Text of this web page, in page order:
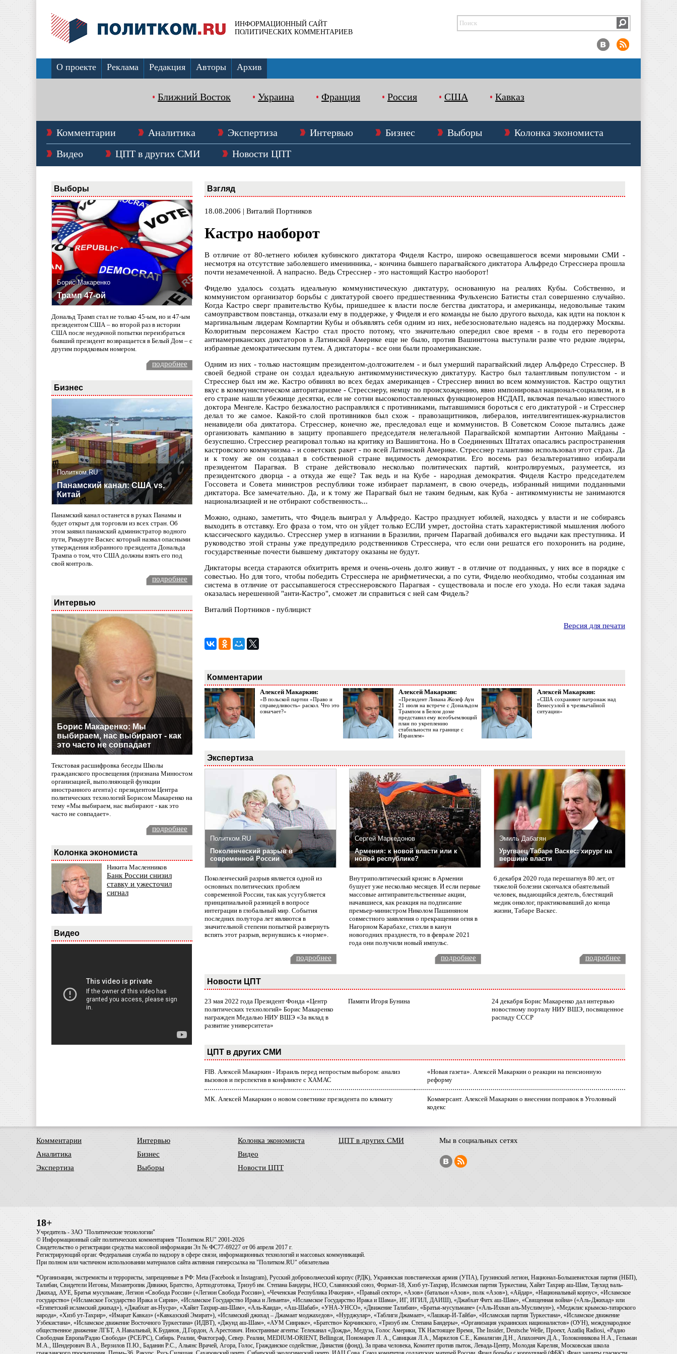
ИНФОРМАЦИОННЫЙ САЙТ
ПОЛИТИЧЕСКИХ КОММЕНТАРИЕВ
О проекте Реклама Редакция Авторы Архив
Ближний Восток Украина Франция Россия США Кавказ
Комментарии Аналитика Экспертиза Интервью Бизнес Выборы
Колонка экономиста
Видео
ЦПТ в других СМИ Новости ЦПТ
Выборы
Борис Макаренко
Трамп 47-ой
Дональд Трамп стал не только 45-ым, но и 47-ым
президентом США – во второй раз в истории
США после неудачной попытки переизбраться
бывший президент возвращается в Белый Дом – с
другим порядковым номером.
подробнее
Бизнес
Политком.RU
Панамский канал: США vs.
Китай
Панамский канал останется в руках Панамы и
будет открыт для торговли из всех стран. Об
этом заявил панамский администратор водного
пути, Рикаурте Васкес который назвал опасными
утверждения избранного президента Дональда
Трампа о том, что США должны взять его под
свой контроль.
подробнее
Интервью
Борис Макаренко: Мы
выбираем, нас выбирают - как
это часто не совпадает
Текстовая расшифровка беседы Школы
гражданского просвещения (признана Минюстом
организацией, выполняющей функции
иностранного агента) с президентом Центра
политических технологий Борисом Макаренко на
тему «Мы выбираем, нас выбирают - как это
часто не совпадает».
подробнее
Колонка экономиста
Никита Масленников
Банк России снизил
ставку и ужесточил
сигнал
Видео
Взгляд
18.08.2006 | Виталий Портников
Кастро наоборот
В отличие от 80-летнего юбилея кубинского диктатора Фиделя Кастро, широко освещавшегося всеми мировыми СМИ -
несмотря на отсутствие заболевшего именинника, - кончина бывшего парагвайского диктатора Альфредо Стресснера прошла
почти незамеченной. А напрасно. Ведь Стресснер - это настоящий Кастро наоборот!
Фиделю удалось создать идеальную коммунистическую диктатуру, основанную на реалиях Кубы. Собственно, и
коммунистом организатор борьбы с диктатурой своего предшественника Фульхенсио Батисты стал совершенно случайно.
Когда Кастро сверг правительство Кубы, пришедшее к власти после бегства диктатора, и американцы, недовольные таким
самоуправством повстанца, отказали ему в поддержке, у Фиделя и его команды не было другого выхода, как идти на поклон к
маргинальным лидерам Компартии Кубы и объявлять себя одним из них, небезосновательно надеясь на поддержку Москвы.
Колоритным персонажем Кастро стал просто потому, что значительно опередил свое время - в годы его переворота
антиамериканских диктаторов в Латинской Америке еще не было, против Вашингтона выступали разве что редкие лидеры,
избранные демократическим путем. А диктаторы - все они были проамериканские.
Одним из них - только настоящим президентом-долгожителем - и был умерший парагвайский лидер Альфредо Стресснер. В
своей бедной стране он создал идеальную антикоммунистическую диктатуру. Кастро был талантливым популистом - и
Стресснер был им жe. Кастро обвинял во всех бедах американцев - Стресснер винил во всем коммунистов. Кастро ощутил
вкус в коммунистическом авторитаризме - Стресснеру, немцу по происхождению, явно импонировал национал-социализм, и в
его стране нашли убежище десятки, если не сотни высокопоставленных функционеров НСДАП, включая печально известного
доктора Менгеле. Кастро безжалостно расправлялся с противниками, пытавшимися бороться с его диктатурой - и Стресснер
делал то же самое. Какой-то слой противников был схож - правозащитников, либералов, интеллигентишек-журналистов
ненавидели оба диктатора. Стресснер, конечно же, преследовал еще и коммунистов. В Советском Союзе пытались даже
организовать кампанию в защиту пропавшего председателя нелегальной Парагвайской компартии Антонио Майданы -
безуспешно. Стресснер реагировал только на критику из Вашингтона. Но в Соединенных Штатах опасались распространения
кастровского коммунизма - и советских ракет - по всей Латинской Америке. Стресснер талантливо использовал этот страх. Да
и к тому же он создавал в собственной стране видимость демократии. Его восемь раз безальтернативно избирали
президентом Парагвая. В стране действовало несколько политических партий, контролируемых, разумеется, из
президентского дворца - а откуда же еще? Так ведь и на Кубе - народная демократия. Фиделя Кастро председателем
Госсовета и Совета министров республики тоже избирает парламент, в свою очередь, избранный нищими подданными
диктатора. Все замечательно. Да, и к тому же Парагвай был не таким бедным, как Куба - антикоммунисты не занимаются
национализацией и не отбирают собственность...
Можно, однако, заметить, что Фидель выиграл у Альфредо. Кастро празднует юбилей, находясь у власти и не собираясь
выходить в отставку. Его фраза о том, что он уйдет только ЕСЛИ умрет, достойна стать характеристикой мышления любого
классического каудильо. Стресснер умер в изгнании в Бразилии, причем Парагвай добивался его выдачи как преступника. И
руководство этой страны уже предупредило родственников Стресснера, что если они решатся его похоронить на родине,
государственные почести бывшему диктатору оказаны не будут.
Диктаторы всегда стараются обхитрить время и очень-очень долго живут - в отличие от подданных, у них все в порядке с
совестью. Но для того, чтобы победить Стресснера не арифметически, а по сути, Фиделю необходимо, чтобы созданная им
система в отличие от рассыпавшегося стресснеровского Парагвая - существовала и после его ухода. Но если такая задача
оказалась нерешенной "анти-Кастро", сможет ли справиться с ней сам Фидель?
Виталий Портников - публицист
Версия для печати
Комментарии
Алексей Макаркин:
«В польской партии «Право и
справедливость» раскол. Что это
означает?»
Алексей Макаркин:
«Президент Ливана Жозеф Аун
21 июля на встрече с Дональдом
Трампом в Белом доме
представил ему всеобъемлющий
план по укреплению
стабильности на границе с
Израилем»
Алексей Макаркин:
«США сохраняют патронаж над
Венесуэлой в чрезвычайной
ситуации»
Экспертиза
Политком.RU
Поколенческий разрыв в
современной России
Поколенческий разрыв является одной из
основных политических проблем
современной России, так как усугубляется
принципиальной разницей в вопросе
интеграции в глобальный мир. События
последних полутора лет являются в
значительной степени попыткой развернуть
вспять этот разрыв, вернувшись к «норме».
Сергей Маркедонов
Армения: к новой власти или к
новой республике?
Внутриполитический кризис в Армении
бушует уже несколько месяцев. И если первые
массовые антиправительственные акции,
начавшиеся, как реакция на подписание
премьер-министром Николом Пашиняном
совместного заявления о прекращении огня в
Нагорном Карабахе, стихли в канун
новогодних празднеств, то в феврале 2021
года они получили новый импульс.
Эмиль Дабагян
Уругваец Табаре Васкес: хирург на
вершине власти
6 декабря 2020 года перешагнув 80 лет, от
тяжелой болезни скончался обаятельный
человек, выдающийся деятель, блестящий
медик онколог, практиковавший до конца
жизни, Табаре Васкес.
подробнее подробнее подробнее
Новости ЦПТ
23 мая 2022 года Президент Фонда «Центр
политических технологий» Борис Макаренко
награжден Медалью НИУ ВШЭ «За вклад в
развитие университета»
Памяти Игоря Бунина
24 декабря Борис Макаренко дал интервью
новостному порталу НИУ ВШЭ, посвященное
распаду СССР
ЦПТ в других СМИ
FIB. Алексей Макаркин - Израиль перед непростым выбором: анализ
вызовов и перспектив в конфликте с ХАМАС
«Новая газета». Алексей Макаркин о реакции на пенсионную
реформу
МК. Алексей Макаркин о новом советнике президента по климату
Коммерсант. Алексей Макаркин о внесении поправок в Уголовный
кодекс
Комментарии
Аналитика
Экспертиза
Интервью
Бизнес
Выборы
Колонка экономиста
Видео
Новости ЦПТ
ЦПТ в других СМИ Мы в социальных сетях
18+
Учредитель - ЗАО "Политические технологии"
© Информационный сайт политических комментариев "Политком.RU" 2001-2026
Свидетельство о регистрации средства массовой информации Эл № ФС77-69227 от 06 апреля 2017 г.
Регистрирующий орган: Федеральная служба по надзору в сфере связи, информационных технологий и массовых коммуникаций.
При полном или частичном использовании материалов сайта активная гиперссылка на "Политком.RU" обязательна
*Организации, экстремисты и террористы, запрещенные в РФ: Meta (Facebook и Instagram), Русский добровольческий корпус (РДК), Украинская повстанческая армия (УПА), Грузинский легион, Национал-Большевистская партия (НБП),
Талибан, Свидетели Иеговы, Мизантропик Дивижн, Братство, Артподготовка, Тризуб им. Степана Бандеры, НСО, Славянский союз, Формат-18, Хизб ут-Тахрир, Исламская партия Туркестана, Хайят Тахрир аш-Шам, Таухид валь-
Джихад, АУЕ, Братья мусульмане, Легион «Свобода России» («Легион Свобода России»), «Чеченская Республика Ичкерия», «Правый сектор», «Азов» (батальон «Азов», полк «Азов»), «Айдар», «Национальный корпус», «Исламское
государство» («Исламское Государство Ирака и Сирии», «Исламское Государство Ирака и Леванта», «Исламское Государство Ирака и Шама», ИГ, ИГИЛ, ДАИШ), «Джабхат Фатх аш-Шам», «Священная война» («Аль-Джихад» или
«Египетский исламский джихад»), «Джабхат ан-Нусра», «Хайят Тахрир-аш-Шам», «Аль-Каида», «Аш-Шабаб», «УНА-УНСО», «Движение Талибан», «Братья-мусульмане» («Аль-Ихван аль-Муслимун»), «Меджлис крымско-татарского
народа», «Хизб ут-Тахрир», «Имарат Кавказ» («Кавказский Эмират»), «Исламский джихад – Джамаат моджахедов», «Нурджулар», «Таблиги Джамаат», «Лашкар-И-Тайба», «Исламская партия Туркестана», «Исламское движение
Узбекистана», «Исламское движение Восточного Туркестана» (ИДВТ), «Джунд аш-Шам», «АУМ Синрике», «Братство» Корчинского, «Тризуб им. Степана Бандеры», «Организация украинских националистов» (ОУН), международное
общественное движение ЛГБТ, А.Навальный, К.Буданов, Д.Гордон, А.Арестович. Иностранные агенты: Телеканал «Дождь», Медуза, Голос Америки, ТК Настоящее Время, The Insider, Deutsche Welle, Проект, Azatliq Radiosi, «Радио
Свободная Европа/Радио Свобода» (PCE/PC), Сибирь. Реалии, Фактограф, Север. Реалии, MEDIUM-ORIENT, Bellingcat, Пономарев Л. А., Савицкая Л.А., Маркелов С.Е., Камалягин Д.Н., Апахончич Д.А., Толоконникова Н.А., Гельман
М.А., Шендерович В.А., Верзилов П.Ю., Баданин Р.С., Альянс Врачей, Агора, Голос, Гражданское содействие, Династия (фонд), За права человека, Комитет против пыток, Левада-Центр, Молодая Карелия, Московская школа